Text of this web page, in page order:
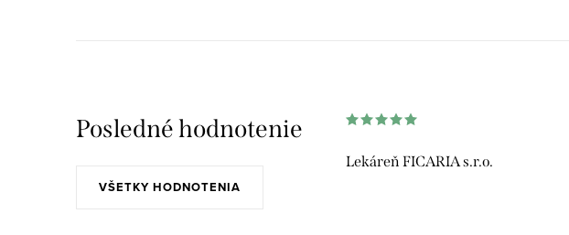
Posledné hodnotenie
VŠETKY HODNOTENIA
Lekáreň FICARIA s.r.o.